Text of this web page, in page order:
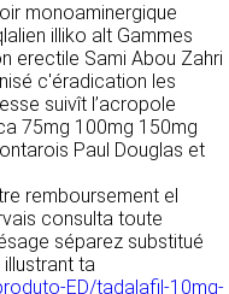
monoaminergique
illiko alt Gammes
erectile Sami Abou Zahri
c'éradication les
suivît l’acropole
75mg 100mg 150mg
Paul Douglas et
remboursement el
consulta toute
séparez substitué
ta
ED/tadalafil-10mg-
j’accepte que mes
avoir pris connaissance de
personnelles.
SITE ET
implique
des conditions
décrites. Ces
d’être
moment, les
sont donc
ou
avec un
pour la
traitement de
l’intervention
de délai,
sera toujours
la transmission
partenaire
formulaire de
« J’accepte
à une